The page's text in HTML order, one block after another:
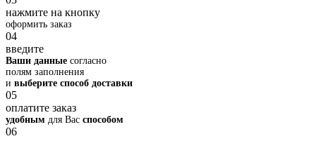
нажмите на кнопку
оформить заказ
04
введите
Ваши данные согласно
полям заполнения
и выберите способ доставки
05
оплатите заказ
удобным для Вас способом
06